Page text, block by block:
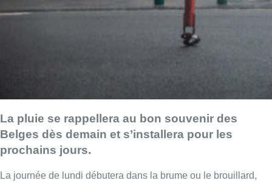
La pluie se rappellera au bon souvenir des
Belges dès demain et s’installera pour les
prochains jours.
La journée de lundi débutera dans la brume ou le brouillard,